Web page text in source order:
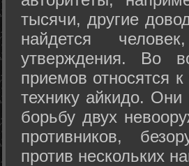
тысячи, другие
найдется
утверждения. Во
приемов относятся
технику айкидо.
борьбу двух
противников,
против нескольких